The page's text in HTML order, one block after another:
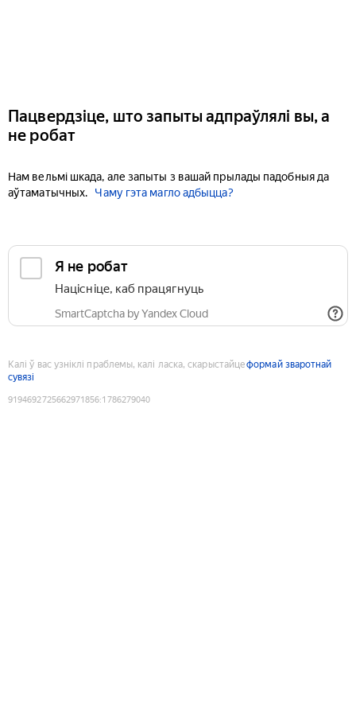
Пацвердзіце, што запыты адпраўлялі вы, а
не робат
Нам вельмі шкада, але запыты з вашай прылады падобныя да
аўтаматычных.
Чаму гэта магло адбыцца?
Я не робат
Націсніце, каб працягнуць
SmartCaptcha by Yandex Cloud
Калі ў вас узніклі праблемы, калі ласка, скарыстайцеформай зваротнай
сувязі
9194692725662971856:1786279040